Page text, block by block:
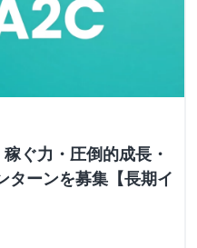
ぐ力・圧倒的成長・
ターンを募集【長期イ